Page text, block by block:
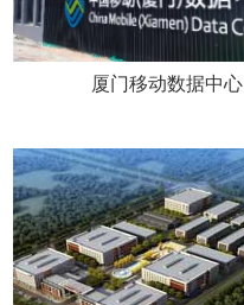
厦门移动数据中心